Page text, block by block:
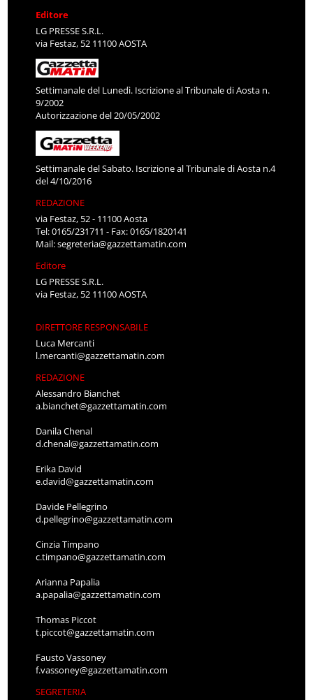
Editore
LG PRESSE S.R.L.
via Festaz, 52 11100 AOSTA
Settimanale del Lunedì. Iscrizione al Tribunale di Aosta n.
9/2002
Autorizzazione del 20/05/2002
Settimanale del Sabato. Iscrizione al Tribunale di Aosta n.4
del 4/10/2016
REDAZIONE
via Festaz, 52 - 11100 Aosta
Tel: 0165/231711 - Fax: 0165/1820141
Mail:segreteria@gazzettamatin.com
Editore
LG PRESSE S.R.L.
via Festaz, 52 11100 AOSTA
DIRETTORE RESPONSABILE
Luca Mercanti
l.mercanti@gazzettamatin.com
REDAZIONE
Alessandro Bianchet
a.bianchet@gazzettamatin.com
Danila Chenal
d.chenal@gazzettamatin.com
Erika David
e.david@gazzettamatin.com
Davide Pellegrino
d.pellegrino@gazzettamatin.com
Cinzia Timpano
c.timpano@gazzettamatin.com
Arianna Papalia
a.papalia@gazzettamatin.com
Thomas Piccot
t.piccot@gazzettamatin.com
Fausto Vassoney
f.vassoney@gazzettamatin.com
SEGRETERIA